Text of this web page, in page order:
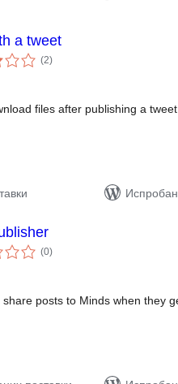
a tweet
(2укупних
оцена
)
files after publishing a
(0укупних
оцена
)
posts to Minds when they